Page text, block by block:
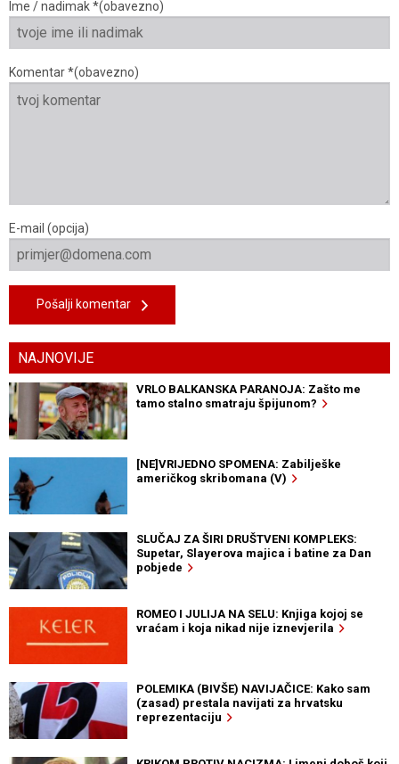
Ime / nadimak *(obavezno)
Komentar *(obavezno)
E-mail (opcija)
Pošalji komentar
NAJNOVIJE
VRLO BALKANSKA PARANOJA: Zašto me
tamo stalno smatraju špijunom?
[NE]VRIJEDNO SPOMENA: Zabilješke
američkog skribomana (V)
SLUČAJ ZA ŠIRI DRUŠTVENI KOMPLEKS:
Supetar, Slayerova majica i batine za Dan
pobjede
ROMEO I JULIJA NA SELU: Knjiga kojoj se
vraćam i koja nikad nije iznevjerila
POLEMIKA (BIVŠE) NAVIJAČICE: Kako sam
(zasad) prestala navijati za hrvatsku
reprezentaciju